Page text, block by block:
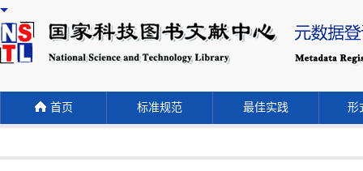
首页 标准规范 最佳实践 形